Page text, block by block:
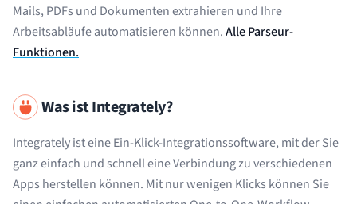
Mails, PDFs und Dokumenten extrahieren und Ihre
Arbeitsabläufe automatisieren können.Alle Parseur-
Funktionen.
Was ist Integrately?
Integrately ist eine Ein-Klick-Integrationssoftware, mit der Sie
ganz einfach und schnell eine Verbindung zu verschiedenen
Apps herstellen können. Mit nur wenigen Klicks können Sie